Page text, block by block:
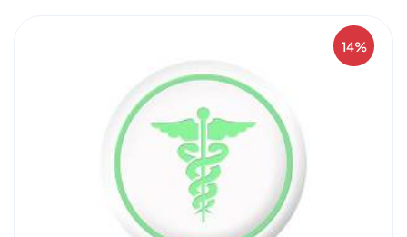
14%